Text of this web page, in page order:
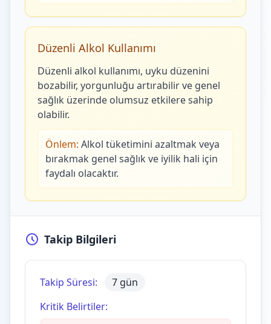
Düzenli Alkol Kullanımı
Düzenli alkol kullanımı, uyku düzenini
bozabilir, yorgunluğu artırabilir ve genel
sağlık üzerinde olumsuz etkilere sahip
olabilir.
Önlem: Alkol tüketimini azaltmak veya
bırakmak genel sağlık ve iyilik hali için
faydalı olacaktır.
Takip Bilgileri
Takip Süresi:
7 gün
Kritik Belirtiler: